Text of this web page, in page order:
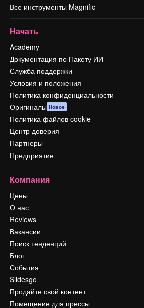
Все инструменты Magnific
Начать
Academy
Документация по Пакету ИИ
Служба поддержки
Условия и положения
Политика конфиденциальности
Оригиналы Новое
Политика файлов cookie
Центр доверия
Партнеры
Предприятие
Компания
Цены
О нас
Reviews
Вакансии
Поиск тенденций
Блог
События
Slidesgo
Продайте свой контент
Помещение для прессы